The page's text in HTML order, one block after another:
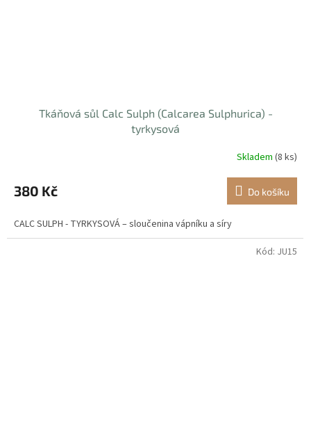
Tkáňová sůl Calc Sulph (Calcarea Sulphurica) -
tyrkysová
Skladem (8 ks)
380 Kč Do košíku
CALC SULPH - TYRKYSOVÁ – sloučenina vápníku a síry
Kód: JU15